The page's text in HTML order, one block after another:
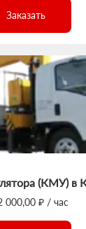
Заказать
(КМУ) в
000,00 ₽ / час